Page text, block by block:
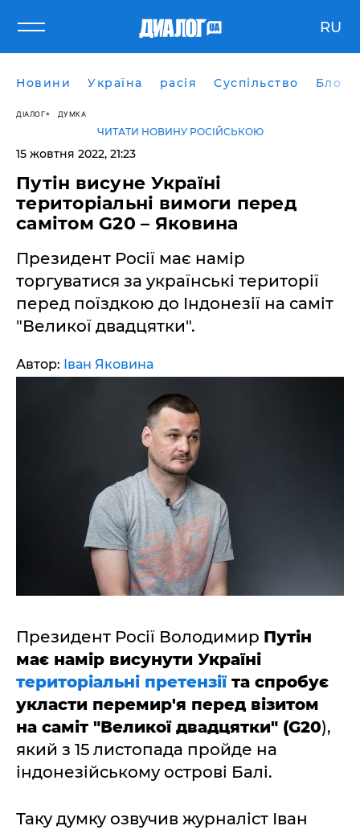
RU
Новини Україна расія Суспільство Блоги
ДІАЛОГ ДУМКА
ЧИТАТИ НОВИНУ РОСІЙСЬКОЮ
15 жовтня 2022, 21:23
Путін висуне Україні
територіальні вимоги перед
самітом G20 – Яковина
Президент Росії має намір
торгуватися за українські території
перед поїздкою до Індонезії на саміт
"Великої двадцятки".
Автор: Іван Яковина
Президент Росії Володимир Путін
має намір висунути Україні
територіальні претензіїта спробує
укласти перемир'я перед візитом
на саміт "Великої двадцятки" (G20),
який з 15 листопада пройде на
індонезійському острові Балі.
Таку думку озвучив журналіст Іван